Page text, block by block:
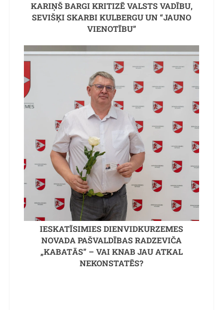
KARIŅŠ BARGI KRITIZĒ VALSTS VADĪBU,
SEVIŠĶI SKARBI KULBERGU UN “JAUNO
VIENOTĪBU”
IESKATĪSIMIES DIENVIDKURZEMES
NOVADA PAŠVALDĪBAS RADZEVIČA
„KABATĀS” – VAI KNAB JAU ATKAL
NEKONSTATĒS?